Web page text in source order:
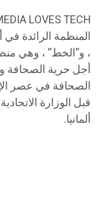
المنظمة الرائدة في
، و”الخط” ، وهي
أجل حرية الصحافة
الصحافة في عصر
قبل الوزارة
ألمانيا.